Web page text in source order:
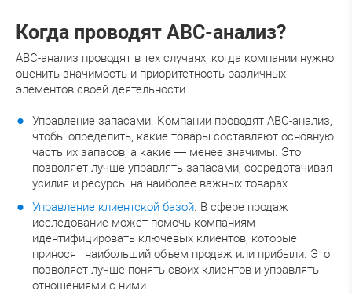
Когда проводят ABC-анализ?
ABC-анализ проводят в тех случаях, когда компании нужно
оценить значимость и приоритетность различных
элементов своей деятельности.
Управление запасами. Компании проводят ABC-анализ,
чтобы определить, какие товары составляют основную
часть их запасов, а какие — менее значимы. Это
позволяет лучше управлять запасами, сосредотачивая
усилия и ресурсы на наиболее важных товарах.
Управление клиентской базой. В сфере продаж
исследование может помочь компаниям
идентифицировать ключевых клиентов, которые
приносят наибольший объем продаж или прибыли. Это
позволяет лучше понять своих клиентов и управлять
отношениями с ними.